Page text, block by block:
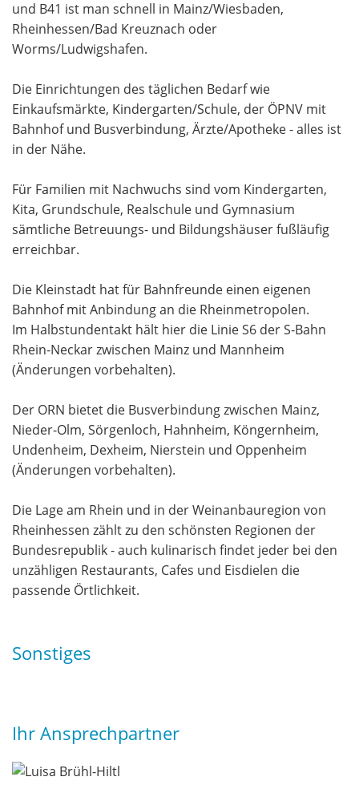
und B41 ist man schnell in Mainz/Wiesbaden,
Rheinhessen/Bad Kreuznach oder
Worms/Ludwigshafen.
Die Einrichtungen des täglichen Bedarf wie
Einkaufsmärkte, Kindergarten/Schule, der ÖPNV mit
Bahnhof und Busverbindung, Ärzte/Apotheke - alles ist
in der Nähe.
Für Familien mit Nachwuchs sind vom Kindergarten,
Kita, Grundschule, Realschule und Gymnasium
sämtliche Betreuungs- und Bildungshäuser fußläufig
erreichbar.
Die Kleinstadt hat für Bahnfreunde einen eigenen
Bahnhof mit Anbindung an die Rheinmetropolen.
Im Halbstundentakt hält hier die Linie S6 der S-Bahn
Rhein-Neckar zwischen Mainz und Mannheim
(Änderungen vorbehalten).
Der ORN bietet die Busverbindung zwischen Mainz,
Nieder-Olm, Sörgenloch, Hahnheim, Köngernheim,
Undenheim, Dexheim, Nierstein und Oppenheim
(Änderungen vorbehalten).
Die Lage am Rhein und in der Weinanbauregion von
Rheinhessen zählt zu den schönsten Regionen der
Bundesrepublik - auch kulinarisch findet jeder bei den
unzähligen Restaurants, Cafes und Eisdielen die
passende Örtlichkeit.
Sonstiges
Ihr Ansprechpartner